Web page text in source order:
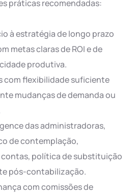
práticas recomendadas:
à estratégia de longo prazo
metas claras de ROI e de
produtiva.
com flexibilidade suficiente
mudanças de demanda ou
das administradoras,
de contemplação,
política de substituição
pós-contabilização.
com comissões de